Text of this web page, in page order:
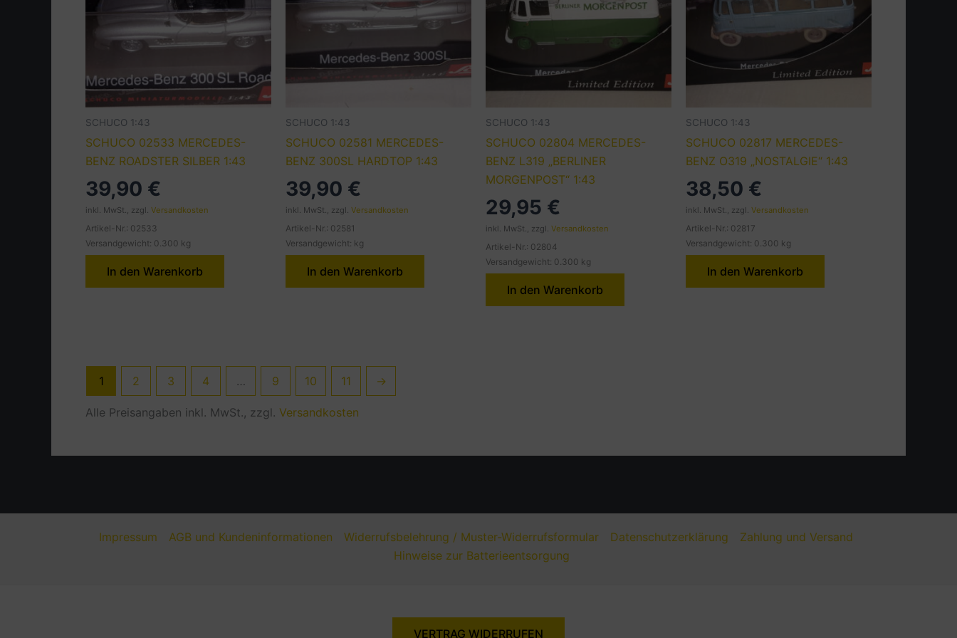
SCHUCO 1:43
SCHUCO 02533 MERCEDES-
BENZ ROADSTER SILBER 1:43
39,90 €
inkl. MwSt., zzgl. Versandkosten
Artikel-Nr.: 02533
Versandgewicht: 0.300 kg
In den Warenkorb
SCHUCO 1:43
SCHUCO 02581 MERCEDES-
BENZ 300SL HARDTOP 1:43
39,90 €
inkl. MwSt., zzgl. Versandkosten
Artikel-Nr.: 02581
Versandgewicht: kg
In den Warenkorb
SCHUCO 1:43
SCHUCO 02804 MERCEDES-
BENZ L319 „BERLINER
MORGENPOST“ 1:43
29,95 €
inkl. MwSt., zzgl. Versandkosten
Artikel-Nr.: 02804
Versandgewicht: 0.300 kg
In den Warenkorb
SCHUCO 1:43
SCHUCO 02817 MERCEDES-
BENZ O319 „NOSTALGIE“ 1:43
38,50 €
inkl. MwSt., zzgl. Versandkosten
Artikel-Nr.: 02817
Versandgewicht: 0.300 kg
In den Warenkorb
1 2 3 4 … 9 10 11 →
Alle Preisangaben inkl. MwSt., zzgl. Versandkosten
Impressum AGB und Kundeninformationen Widerrufsbelehrung / Muster-Widerrufsformular Datenschutzerklärung
Zahlung und Versand
Hinweise zur Batterieentsorgung
VERTRAG WIDERRUFEN